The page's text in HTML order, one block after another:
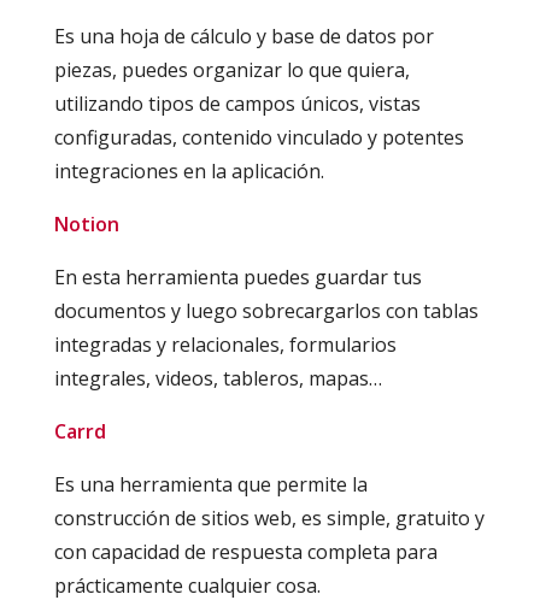
Es una hoja de cálculo y base de datos por
piezas, puedes organizar lo que quiera,
utilizando tipos de campos únicos, vistas
configuradas, contenido vinculado y potentes
integraciones en la aplicación.
Notion
En esta herramienta puedes guardar tus
documentos y luego sobrecargarlos con tablas
integradas y relacionales, formularios
integrales, videos, tableros, mapas…
Carrd
Es una herramienta que permite la
construcción de sitios web, es simple, gratuito y
con capacidad de respuesta completa para
prácticamente cualquier cosa.